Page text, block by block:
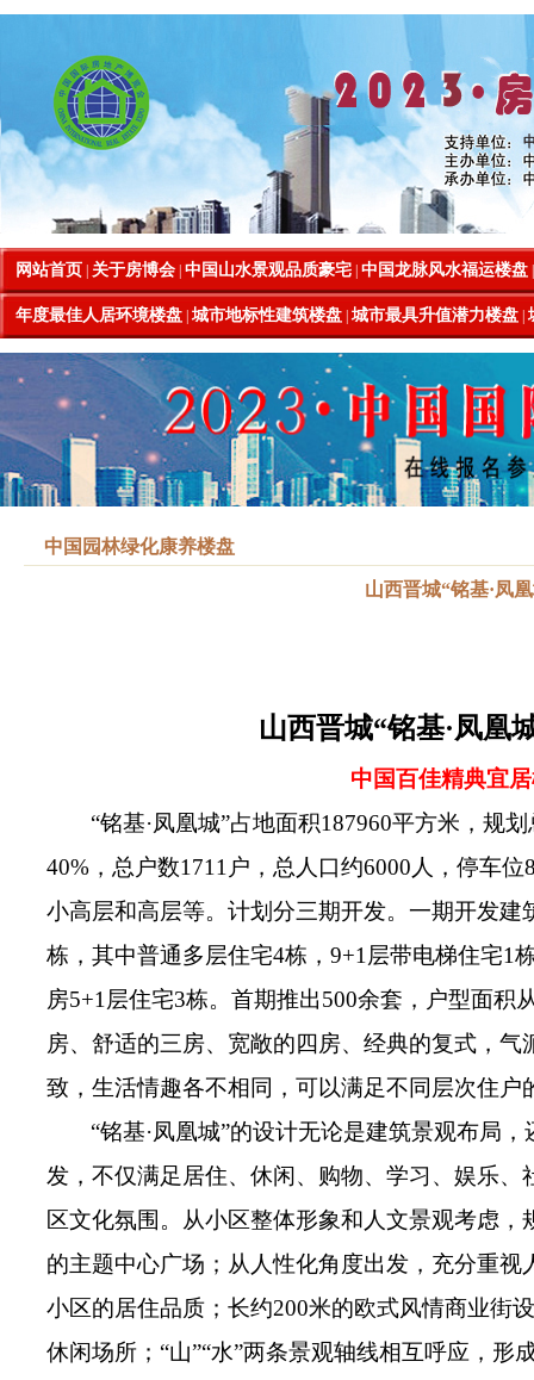
网站首页 关于房博会 中国山水景观品质豪宅 中国龙脉风水福运楼盘
年度最佳人居环境楼盘 城市地标性建筑楼盘 城市最具升值潜力楼盘
中国园林绿化康养楼盘
山西晋城“铭基·凤
山西晋城“铭基·凤凰
中国百佳精典宜
“铭基·凤凰城”占地面积187960平方米，规
40%，总户数1711户，总人口约6000人，停车
小高层和高层等。计划分三期开发。一期开发建
栋，其中普通多层住宅4栋，9+1层带电梯住宅1
房5+1层住宅3栋。首期推出500余套，户型面积
房、舒适的三房、宽敞的四房、经典的复式，
致，生活情趣各不相同，可以满足不同层次住
“铭基·凤凰城”的设计无论是建筑景观布局
发，不仅满足居住、休闲、购物、学习、娱乐
区文化氛围。从小区整体形象和人文景观考虑
的主题中心广场；从人性化角度出发，充分重
小区的居住品质；长约200米的欧式风情商业街
休闲场所；“山”“水”两条景观轴线相互呼应，形